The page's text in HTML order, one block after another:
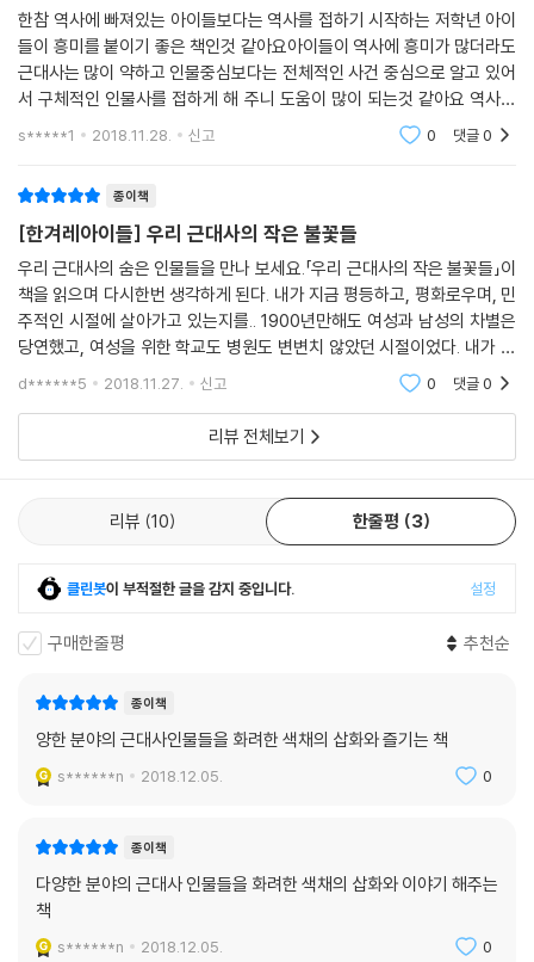
과학운동을 이끈 김용관
우리나라의 열혈 과학 청년들은 3.1만세운동을 통해 과학연구를 맘껏 펼
칠 수 있는 나라를 꿈꿨습니다. 일본에 식량을 대는 농업국가에서 벗어나
우리의 기술을 갖춘 공업국가를 만들기 위해 과학 청년들은 일제의 탄압에
바랐습니다. 과학데이라는 행사를 주최하여 식민지 조선이 과학기술로 깨
한참 역사에 빠져있는 아이들보다는 역사를 접하기 시작하는 저학년 아이
들이 흥미를 붙이기 좋은 책인것 같아요아이들이 역사에 흥미가 많더라도
근대사는 많이 약하고 인물중심보다는 전체적인 사건 중심으로 알고 있어
서 구체적인 인물사를 접하게 해 주니 도움이 많이 되는것 같아요 역사적
인물에 대해 한 분 한 분 알고있는 지식을 쏟아내고 또다른 책에 대해 호기
s*****1 2018.11.28. 신고 0 댓글0
종이책
[한겨레아이들] 우리 근대사의 작은 불꽃들
우리 근대사의 숨은 인물들을 만나 보세요.「우리 근대사의 작은 불꽃들」이
책을 읽으며 다시한번 생각하게 된다. 내가 지금 평등하고, 평화로우며, 민
주적인 시절에 살아가고 있는지를.. 1900년만해도 여성과 남성의 차별은
당연했고, 여성을 위한 학교도 병원도 변변치 않았던 시절이었다. 내가 당
연하게 다녔던 초등학교 중학교 고등학교가 어떻게 생겨나게 됐는지 알게
d******5 2018.11.27. 신고 0 댓글0
리뷰 전체보기
리뷰 10 한줄평 3
클린봇이 부적절한 글을 감지 중입니다. 설정
구매한줄평 추천순
종이책
양한 분야의 근대사인물들을 화려한 색채의 삽화와 즐기는 책
s******n 2018.12.05. 0
종이책
다양한 분야의 근대사 인물들을 화려한 색채의 삽화와 이야기 해주는
책
s******n 2018.12.05. 0